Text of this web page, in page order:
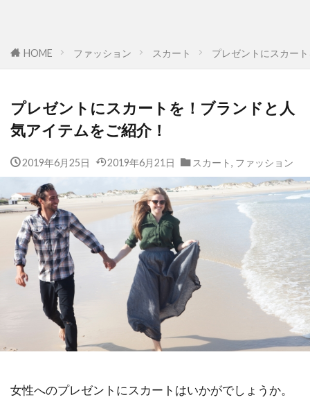
HOME ファッション スカート プレゼントにスカー
プレゼントにスカートを！ブランドと人
気アイテムをご紹介！
2019年6月25日 2019年6月21日 スカート, ファッション
女性へのプレゼントにスカートはいかがでしょうか。